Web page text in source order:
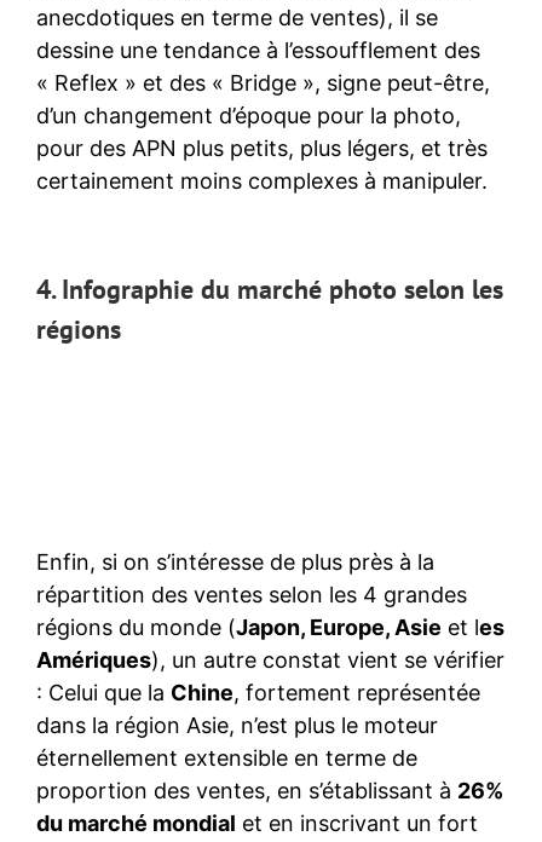
anecdotiques en terme de ventes), il se
dessine une tendance à l’essoufflement des
« Reflex » et des « Bridge », signe peut-être,
d’un changement d’époque pour la photo,
pour des APN plus petits, plus légers, et très
certainement moins complexes à manipuler.
4. Infographie du marché photo selon les
régions
Enfin, si on s’intéresse de plus près à la
répartition des ventes selon les 4 grandes
régions du monde (Japon, Europe, Asie et les
Amériques), un autre constat vient se vérifier
: Celui que la Chine, fortement représentée
dans la région Asie, n’est plus le moteur
éternellement extensible en terme de
proportion des ventes, en s’établissant à 26%
du marché mondial et en inscrivant un fort